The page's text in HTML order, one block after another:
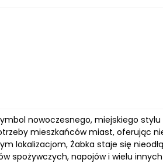
nowoczesnego, miejskiego stylu
mieszkańców miast, oferując
lokalizacjom, Żabka staje się
spożywczych, napojów i wielu